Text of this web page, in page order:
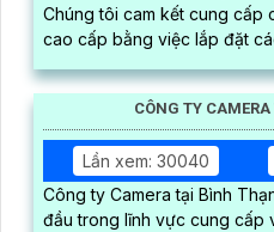
Chúng tôi cam kết cung cấp
cao cấp bằng việc lắp đặt
CÔNG TY
Lần xem: 30040
Công ty Camera tại Bình
đầu trong lĩnh vực cung cấp